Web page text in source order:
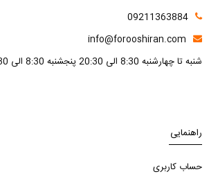
09211363884
info@forooshiran.com
شنبه تا چهارشنبه 8:30 الی 20:30 پنجشنبه 8:30 الی 12:30
راهنمایی
حساب کاربری